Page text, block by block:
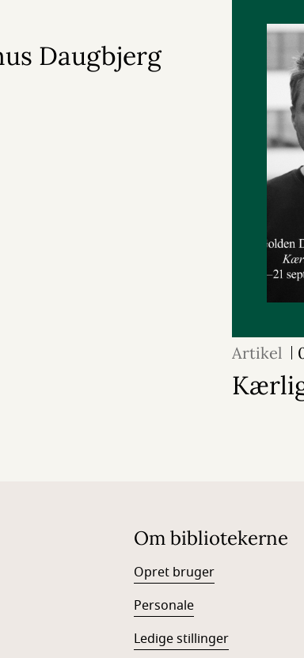
Daugbjerg
Artikel
Om bibliotekerne
Opret bruger
Personale
Ledige stillinger